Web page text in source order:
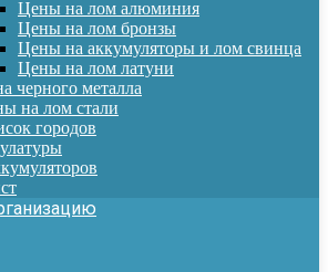
Цены на лом алюминия
Цены на лом бронзы
Цены на аккумуляторы и лом свинца
Цены на лом латуни
черного металла
на лом стали
городов